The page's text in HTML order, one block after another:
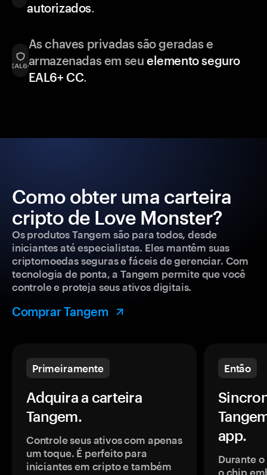
autorizados.
As chaves privadas são geradas e
armazenadas em seu elemento seguro
EAL6+ CC.
Como obter uma carteira
cripto de Love Monster?
Os produtos Tangem são para todos, desde
iniciantes até especialistas. Eles mantêm suas
criptomoedas seguras e fáceis de gerenciar. Com
tecnologia de ponta, a Tangem permite que você
controle e proteja seus ativos digitais.
Comprar Tangem
Primeiramente
Adquira a carteira
Tangem.
Controle seus ativos com apenas
um toque. É perfeito para
iniciantes em cripto e também
Então
app.
Durante
o chip